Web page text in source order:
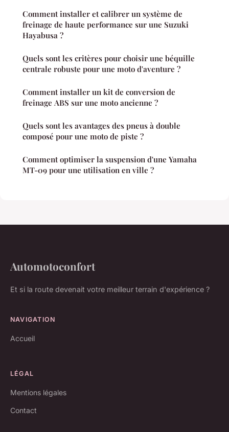
Comment installer et calibrer un système de
freinage de haute performance sur une Suzuki
Hayabusa ?
Quels sont les critères pour choisir une béquille
centrale robuste pour une moto d'aventure ?
Comment installer un kit de conversion de
freinage ABS sur une moto ancienne ?
Quels sont les avantages des pneus à double
composé pour une moto de piste ?
Comment optimiser la suspension d'une Yamaha
MT-09 pour une utilisation en ville ?
Automotoconfort
Et si la route devenait votre meilleur terrain d'expérience ?
NAVIGATION
Accueil
LÉGAL
Mentions légales
Contact